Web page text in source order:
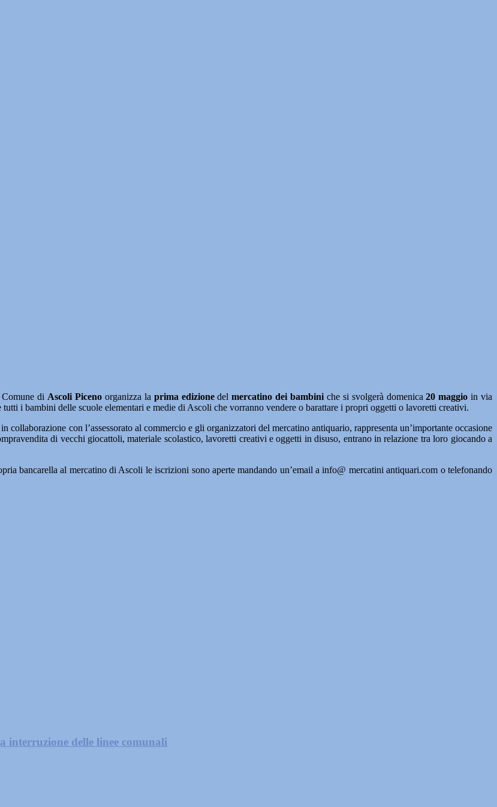
di Ascoli Piceno organizza la prima edizionedelmercatino dei bambini che si svolgerà domenica 20 maggio in via
i bambini delle scuole elementari e medie di Ascoli che vorranno vendere o barattare i propri oggetti o lavoretti creativi.
con l’assessorato al commercio e gli organizzatori del mercatino antiquario, rappresenta un’importante occasione
di vecchi giocattoli, materiale scolastico, lavoretti creativi e oggetti in disuso, entrano in relazione tra loro giocando a
bancarella al mercatino di Ascoli le iscrizioni sono aperte mandando un’email a info@ mercatini antiquari.com o telefonando
interruzione delle linee comunali